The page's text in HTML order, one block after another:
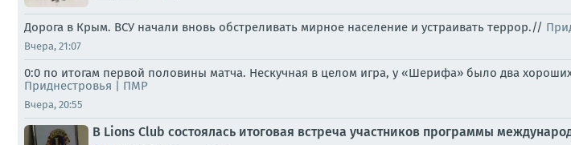
Дорога в Крым. ВСУ начали вновь обстреливать мирное население и устраивать террор.//
Вчера, 21:07
0:0 по итогам первой половины матча. Нескучная в целом игра, у «Шерифа» было два
Приднестровья | ПМР
Вчера, 20:55
В Lions Club состоялась итоговая встреча участников программы